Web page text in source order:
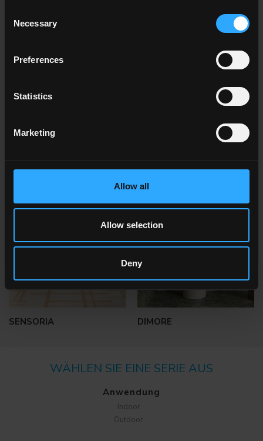
Selection
Necessary
Preferences
Statistics
Marketing
Allow all
Allow selection
Deny
BIOTERRE
TIMELINE MARBLE EDITION
SENSORIA DIMORE
WÄHLEN SIE EINE SERIE AUS
Anwendung
Indoor
Outdoor